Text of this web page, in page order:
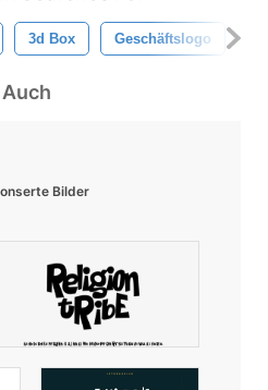
3d Box Geschäftslogo
Bilder